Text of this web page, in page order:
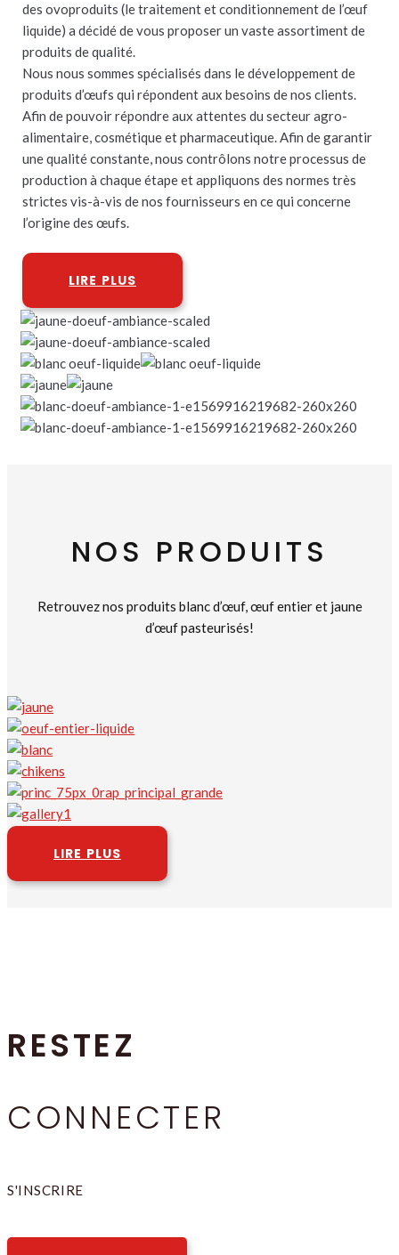
des ovoproduits (le traitement et conditionnement de l’œuf
liquide) a décidé de vous proposer un vaste assortiment de
produits de qualité.
Nous nous sommes spécialisés dans le développement de
produits d’œufs qui répondent aux besoins de nos clients.
Afin de pouvoir répondre aux attentes du secteur agro-
alimentaire, cosmétique et pharmaceutique. Afin de garantir
une qualité constante, nous contrôlons notre processus de
production à chaque étape et appliquons des normes très
strictes vis-à-vis de nos fournisseurs en ce qui concerne
l’origine des œufs.
LIRE PLUS
NOS PRODUITS
Retrouvez nos produits blanc d’œuf, œuf entier et jaune
d’œuf pasteurisés!
LIRE PLUS
RESTEZ
CONNECTER
S'INSCRIRE